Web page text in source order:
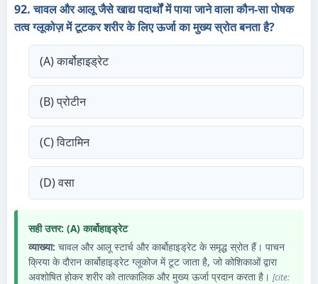
92. चावल और आलू जैसे खाद्य पदार्थों में पाया जाने वाला कौन-सा पोषक
तत्व ग्लूकोज़ में टूटकर शरीर के लिए ऊर्जा का मुख्य स्रोत बनता है?
(A) कार्बोहाइड्रेट
(B) प्रोटीन
(C) विटामिन
(D) वसा
सही उत्तर: (A) कार्बोहाइड्रेट
व्याख्या: चावल और आलू स्टार्च और कार्बोहाइड्रेट के समृद्ध स्रोत हैं। पाचन
क्रिया के दौरान कार्बोहाइड्रेट ग्लूकोज में टूट जाता है, जो कोशिकाओं द्वारा
अवशोषित होकर शरीर को तात्कालिक और मुख्य ऊर्जा प्रदान करता है। [cite: